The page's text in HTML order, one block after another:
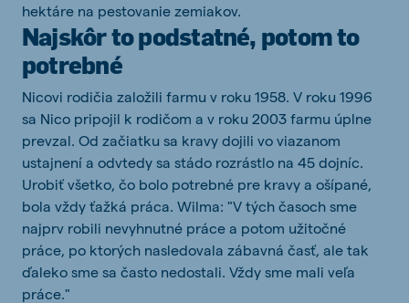
hektáre na pestovanie zemiakov.
Najskôr to podstatné, potom to
potrebné
Nicovi rodičia založili farmu v roku 1958. V roku 1996
sa Nico pripojil k rodičom a v roku 2003 farmu úplne
prevzal. Od začiatku sa kravy dojili vo viazanom
ustajnení a odvtedy sa stádo rozrástlo na 45 dojníc.
Urobiť všetko, čo bolo potrebné pre kravy a ošípané,
bola vždy ťažká práca. Wilma: "V tých časoch sme
najprv robili nevyhnutné práce a potom užitočné
práce, po ktorých nasledovala zábavná časť, ale tak
ďaleko sme sa často nedostali. Vždy sme mali veľa
práce."